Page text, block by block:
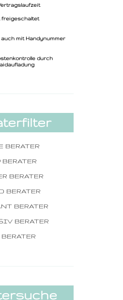
freigeschaltet
mit Handynummer
durch
BERATER
BERATER
BERATER
BERATER
BERATER
BERATER